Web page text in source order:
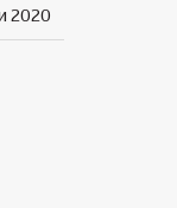
2020